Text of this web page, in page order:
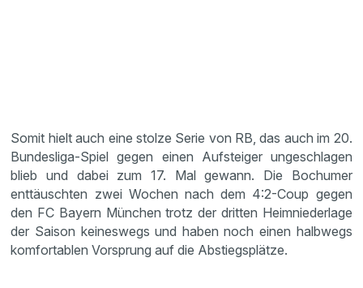
Somit hielt auch eine stolze Serie von RB, das auch im 20.
Bundesliga-Spiel gegen einen Aufsteiger ungeschlagen
blieb und dabei zum 17. Mal gewann. Die Bochumer
enttäuschten zwei Wochen nach dem 4:2-Coup gegen
den FC Bayern München trotz der dritten Heimniederlage
der Saison keineswegs und haben noch einen halbwegs
komfortablen Vorsprung auf die Abstiegsplätze.